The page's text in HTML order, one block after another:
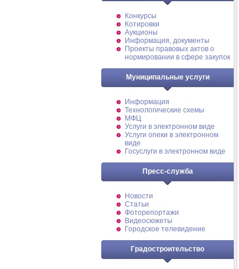
Конкурсы
Котировки
Аукционы
Информация, документы
Проекты правовых актов о
нормировании в сфере закупок
Муниципальные услуги
Информация
Технологические схемы
МФЦ
Услуги в электронном виде
Услуги опеки в электронном
виде
Госуслуги в электронном виде
Пресс-служба
Новости
Статьи
Фоторепортажи
Видеосюжеты
Городское телевидение
Градостроительство